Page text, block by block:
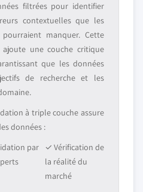
filtrées pour identifier
contextuelles que les
manquer. Cette
une couche critique
que les données
de recherche et les
à triple couche assure
données :
par
✓ Vérification de
la réalité du
marché